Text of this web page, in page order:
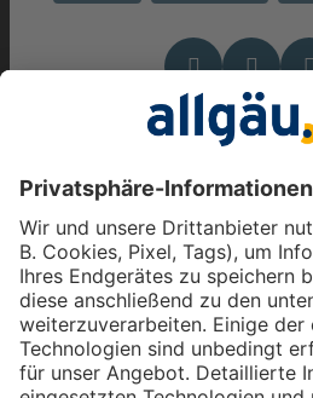
Das könnte Dich
interessieren